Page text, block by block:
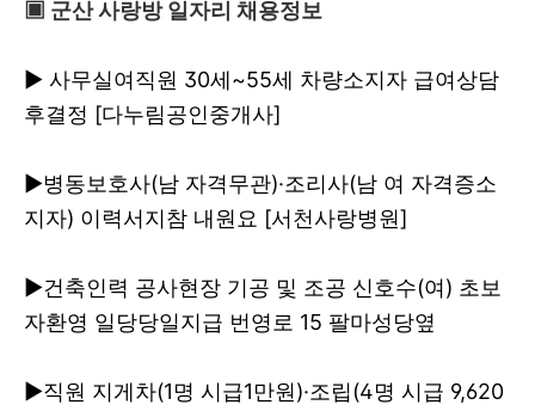
▣ 군산 사랑방 일자리 채용정보
▶ 사무실여직원 30세~55세 차량소지자 급여상담
후결정 [다누림공인중개사]
▶병동보호사(남 자격무관)·조리사(남 여 자격증소
지자) 이력서지참 내원요 [서천사랑병원]
▶건축인력 공사현장 기공 및 조공 신호수(여) 초보
자환영 일당당일지급 번영로 15 팔마성당옆
▶직원 지게차(1명 시급1만원)·조립(4명 시급 9,620